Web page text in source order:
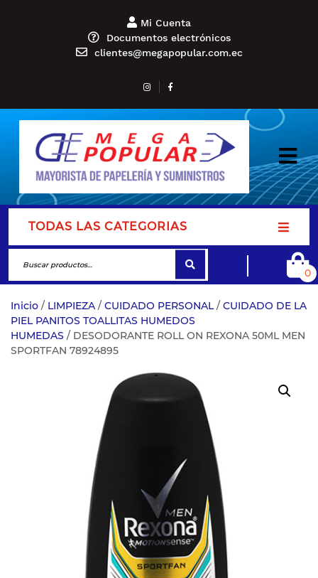
Mi Cuenta
Documentos electrónicos
clientes@megapopular.com.ec
TODAS LAS CATEGORIAS
0
Inicio / LIMPIEZA / CUIDADO PERSONAL/ CUIDADO DE LA
PIEL PANITOS TOALLITAS HUMEDOS
HUMEDAS / DESODORANTE ROLL ON REXONA 50ML MEN
SPORTFAN 78924895